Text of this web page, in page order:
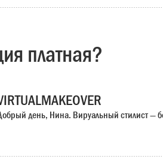
платная?
день, Нина. Вируальный стилист —